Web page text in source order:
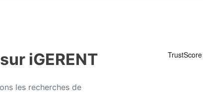
iGERENT
les recherches de